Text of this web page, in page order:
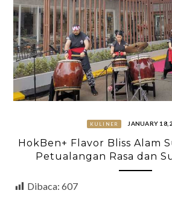
KULINER JANUARY 18,
HokBen+ Flavor Bliss Alam
Petualangan Rasa dan
Dibaca: 607